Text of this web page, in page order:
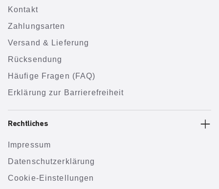
Kontakt
Zahlungsarten
Versand & Lieferung
Rücksendung
Häufige Fragen (FAQ)
Erklärung zur Barrierefreiheit
Rechtliches
Impressum
Datenschutzerklärung
Cookie-Einstellungen